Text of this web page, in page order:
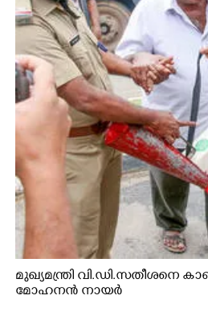
മുഖ്യമന്ത്രി വി.ഡി.സതീശനെ
മോഹനൻ നായർ